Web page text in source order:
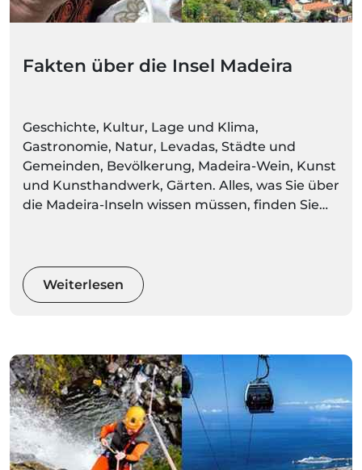
Fakten über die Insel Madeira
Geschichte, Kultur, Lage und Klima,
Gastronomie, Natur, Levadas, Städte und
Gemeinden, Bevölkerung, Madeira-Wein, Kunst
und Kunsthandwerk, Gärten. Alles, was Sie über
die Madeira-Inseln wissen müssen, finden Sie
Weiterlesen